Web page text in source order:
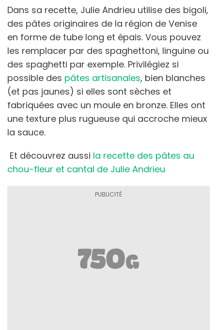
Dans sa recette, Julie Andrieu utilise des bigoli,
des pâtes originaires de la région de Venise
en forme de tube long et épais. Vous pouvez
les remplacer par des spaghettoni, linguine ou
des spaghetti par exemple. Privilégiez si
possible des pâtes artisanales, bien blanches
(et pas jaunes) si elles sont sèches et
fabriquées avec un moule en bronze. Elles ont
une texture plus rugueuse qui accroche mieux
la sauce.
Et découvrez aussi la recette des pâtes au
chou-fleur et cantal de Julie Andrieu